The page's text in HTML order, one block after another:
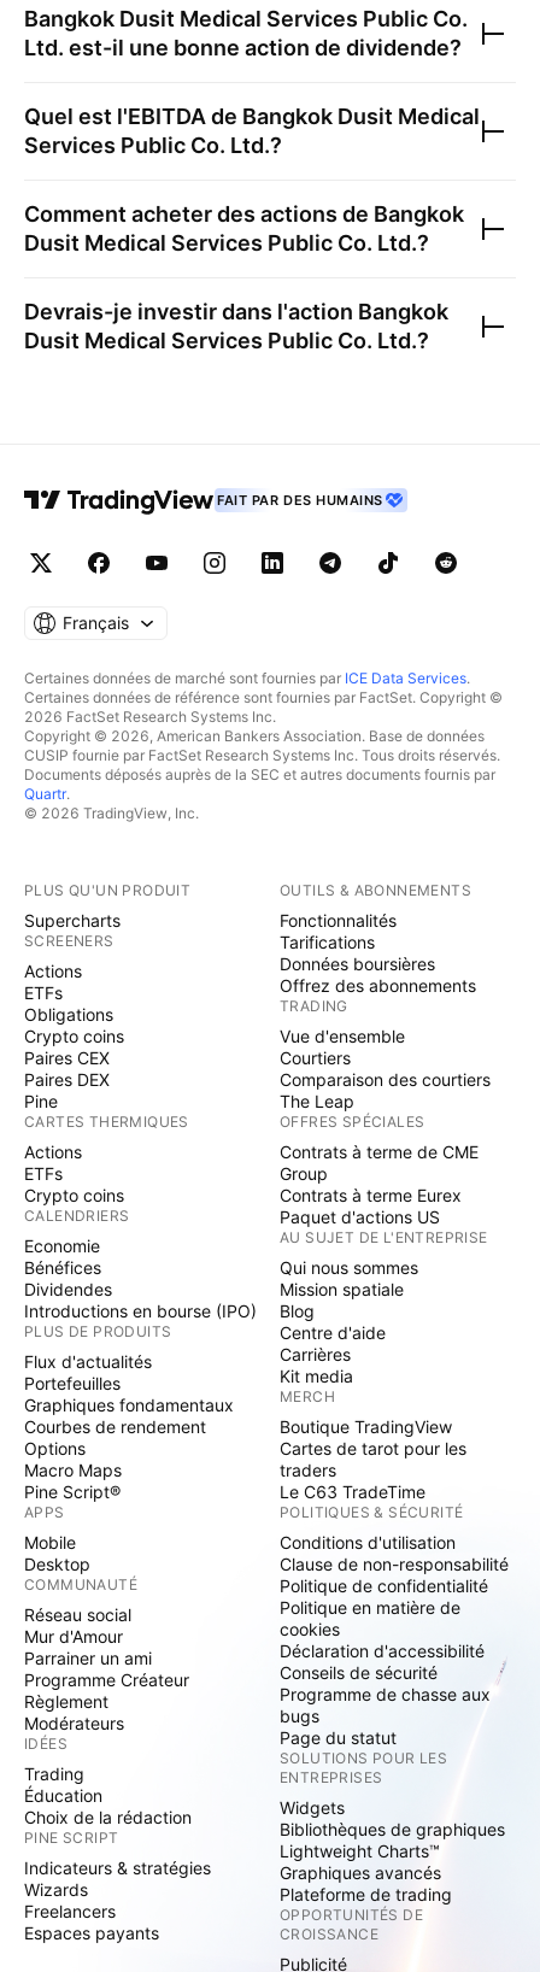
Bangkok Dusit Medical Services Public Co.
Ltd. est-il une bonne action de dividende?
Quel est l'EBITDA de Bangkok Dusit Medical
Services Public Co. Ltd.?
Comment acheter des actions de Bangkok
Dusit Medical Services Public Co. Ltd.?
Devrais-je investir dans l'action Bangkok
Dusit Medical Services Public Co. Ltd.?
FAIT PAR DES HUMAINS
Français
Certaines données de marché sont fournies par ICE Data Services.
Certaines données de référence sont fournies par FactSet. Copyright ©
2026 FactSet Research Systems Inc.
Copyright © 2026, American Bankers Association. Base de données
CUSIP fournie par FactSet Research Systems Inc. Tous droits réservés.
Documents déposés auprès de la SEC et autres documents fournis par
Quartr.
© 2026 TradingView, Inc.
PLUS QU'UN PRODUIT
Supercharts
SCREENERS
Actions
ETFs
Obligations
Crypto coins
Paires CEX
Paires DEX
Pine
CARTES THERMIQUES
Actions
ETFs
Crypto coins
CALENDRIERS
Economie
Bénéfices
Dividendes
Introductions en bourse (IPO)
PLUS DE PRODUITS
Flux d'actualités
Portefeuilles
Graphiques fondamentaux
Courbes de rendement
Options
Macro Maps
Pine Script®
APPS
Mobile
Desktop
COMMUNAUTÉ
Réseau social
Mur d'Amour
Parrainer un ami
Programme Créateur
Règlement
Modérateurs
IDÉES
Trading
Éducation
Choix de la rédaction
PINE SCRIPT
Indicateurs & stratégies
Wizards
Freelancers
Espaces payants
OUTILS & ABONNEMENTS
Fonctionnalités
Tarifications
Données boursières
Offrez des abonnements
TRADING
Vue d'ensemble
Courtiers
Comparaison des courtiers
The Leap
OFFRES SPÉCIALES
Contrats à terme de CME
Group
Contrats à terme Eurex
Paquet d'actions US
AU SUJET DE L'ENTREPRISE
Qui nous sommes
Mission spatiale
Blog
Centre d'aide
Carrières
Kit media
MERCH
Boutique TradingView
Cartes de tarot pour les
traders
Le C63 TradeTime
POLITIQUES & SÉCURITÉ
Conditions d'utilisation
Clause de non-responsabilité
Politique de confidentialité
Politique en matière de
cookies
Déclaration d'accessibilité
Conseils de sécurité
Programme de chasse aux
bugs
Page du statut
SOLUTIONS POUR LES
ENTREPRISES
Widgets
Bibliothèques de graphiques
Lightweight Charts™
Graphiques avancés
Plateforme de trading
OPPORTUNITÉS DE
CROISSANCE
Publicité